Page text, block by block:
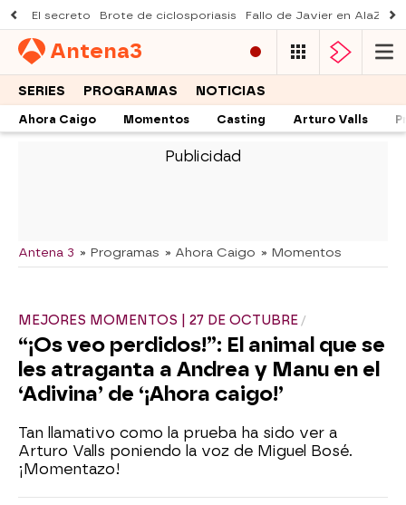
El secreto Brote de ciclosporiasis Fallo de Javier en AlaZ
Antena3
SERIES PROGRAMAS NOTICIAS
Ahora Caigo Momentos Casting Arturo Valls
-
Antena 3 » Programas » Ahora Caigo » Momentos
MEJORES MOMENTOS | 27 DE OCTUBRE
“¡Os veo perdidos!”: El animal que se
les atraganta a Andrea y Manu en el
‘Adivina’ de ‘¡Ahora caigo!’
Tan llamativo como la prueba ha sido ver a
Arturo Valls poniendo la voz de Miguel Bosé.
¡Momentazo!